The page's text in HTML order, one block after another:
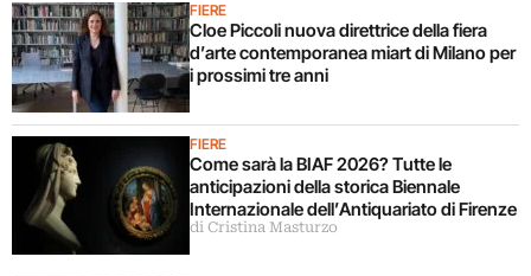
FIERE
Cloe Piccoli nuova direttrice della fiera
d’arte contemporanea miart di Milano per
i prossimi tre anni
FIERE
Come sarà la BIAF 2026? Tutte le
anticipazioni della storica Biennale
Internazionale dell’Antiquariato di Firenze
di Cristina Masturzo